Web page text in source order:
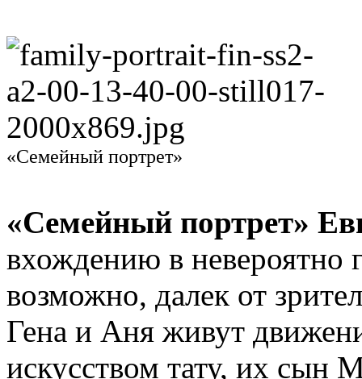
«Семейный портрет»
«Семейный портрет»
вхождению в
возможно, далек от
Гена и Аня живут
искусством тату, их сын